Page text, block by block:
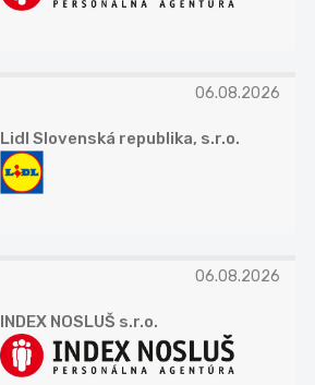
06.08.2026
Lidl Slovenská republika, s.r.o.
06.08.2026
INDEX NOSLUŠ s.r.o.